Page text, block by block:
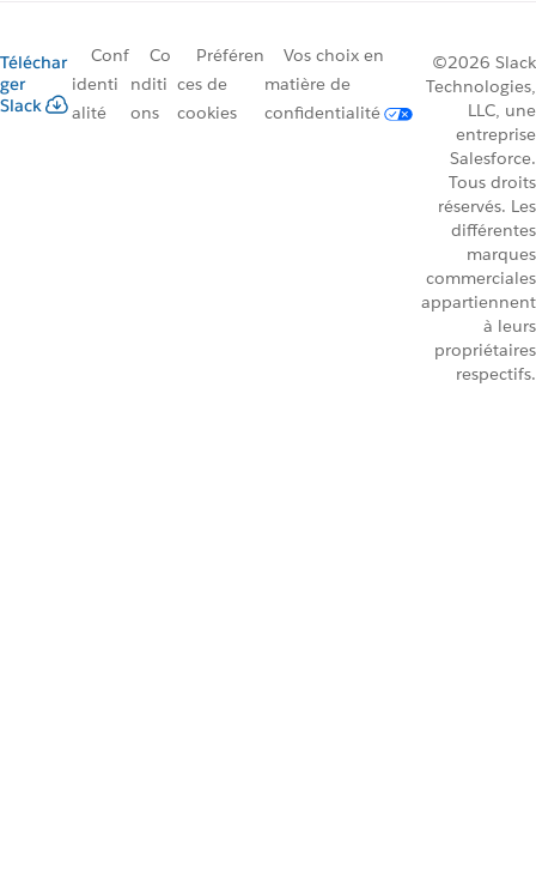
Téléchar
ger
Slack
Conf
identi
alité
Co
nditi
ons
Préféren
ces de
cookies
Vos choix en
matière de
confidentialité
©2026 Slack
Technologies,
LLC, une
entreprise
Salesforce.
Tous droits
réservés. Les
différentes
marques
commerciales
appartiennent
à leurs
propriétaires
respectifs.